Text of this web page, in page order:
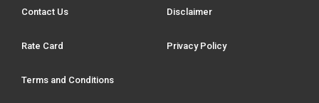
Contact Us Disclaimer
Rate Card Privacy Policy
Terms and Conditions